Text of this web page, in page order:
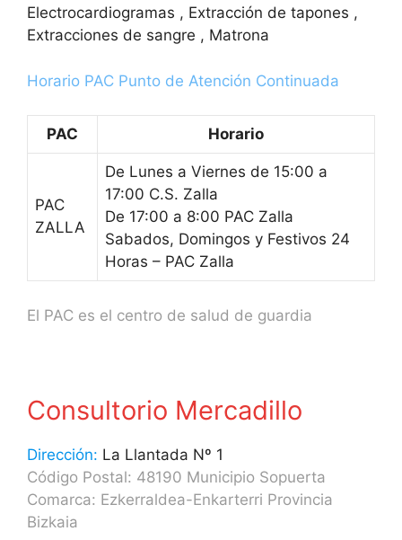
Electrocardiogramas , Extracción de tapones ,
Extracciones de sangre , Matrona
Horario PAC Punto de Atención Continuada
PAC Horario
PAC
ZALLA
De Lunes a Viernes de 15:00 a
17:00 C.S. Zalla
De 17:00 a 8:00 PAC Zalla
Sabados, Domingos y Festivos 24
Horas – PAC Zalla
El PAC es el centro de salud de guardia
Consultorio Mercadillo
Dirección: La Llantada Nº 1
Código Postal: 48190 Municipio Sopuerta
Comarca: Ezkerraldea-Enkarterri Provincia
Bizkaia